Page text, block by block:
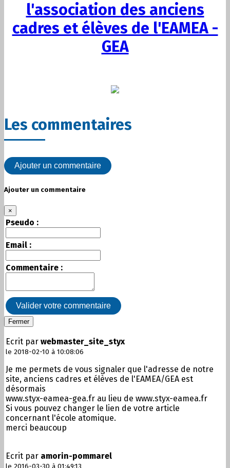
l'association des anciens
cadres et élèves de l'EAMEA -
GEA
Les commentaires
Ajouter un commentaire
Ajouter un commentaire
×
Pseudo :
Email :
Commentaire :
Valider votre commentaire
Fermer
Ecrit par webmaster_site_styx
le 2018-02-10 à 10:08:06
Je me permets de vous signaler que l'adresse de notre
site, anciens cadres et élèves de l'EAMEA/GEA est
désormais
www.styx-eamea-gea.fr au lieu de www.styx-eamea.fr
Si vous pouvez changer le lien de votre article
concernant l'école atomique.
merci beaucoup
Ecrit par amorin-pommarel